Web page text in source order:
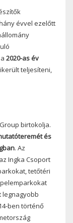
évvel ezelőtt
2020-as év
teljesíteni,
birtokolja.
és
. Az
Ingka Csoport
tetőtéri
legnagyobb
ben történő